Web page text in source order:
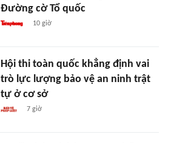
Đường cờ Tổ quốc
10 giờ
Hội thi toàn quốc khẳng định vai
trò lực lượng bảo vệ an ninh trật
tự ở cơ sở
7 giờ